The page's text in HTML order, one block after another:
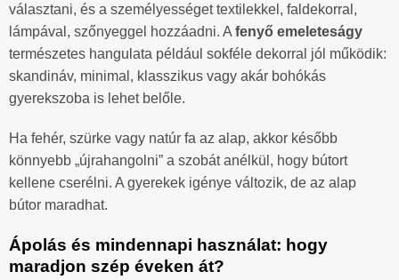
választani, és a személyességet textilekkel, faldekorral,
lámpával, szőnyeggel hozzáadni. A fenyő emeleteságy
természetes hangulata például sokféle dekorral jól működik:
skandináv, minimal, klasszikus vagy akár bohókás
gyerekszoba is lehet belőle.
Ha fehér, szürke vagy natúr fa az alap, akkor később
könnyebb „újrahangolni” a szobát anélkül, hogy bútort
kellene cserélni. A gyerekek igénye változik, de az alap
bútor maradhat.
Ápolás és mindennapi használat: hogy
maradjon szép éveken át?